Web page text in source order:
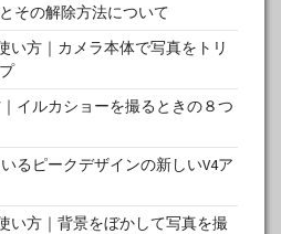
その解除方法について
い方｜カメラ本体で写真をトリ
イルカショーを撮るときの８つ
るピークデザインの新しいV4ア
い方｜背景をぼかして写真を撮